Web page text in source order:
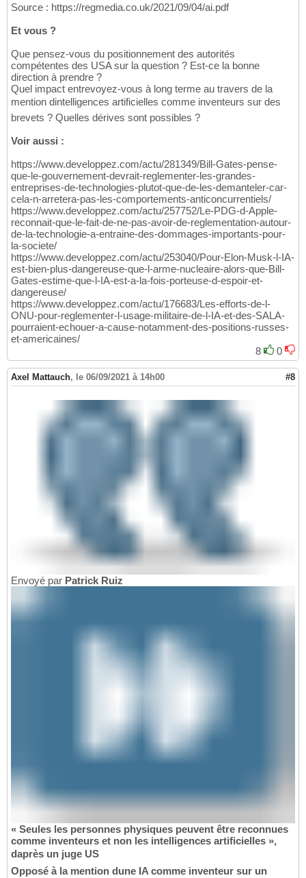
Source : https://regmedia.co.uk/2021/09/04/ai.pdf
Et vous ?
Que pensez-vous du positionnement des autorités
compétentes des USA sur la question ? Est-ce la bonne
direction à prendre ?
Quel impact entrevoyez-vous à long terme au travers de la
mention dintelligences artificielles comme inventeurs sur des
brevets ? Quelles dérives sont possibles ?
Voir aussi :
https://www.developpez.com/actu/281349/Bill-Gates-pense-
que-le-gouvernement-devrait-reglementer-les-grandes-
entreprises-de-technologies-plutot-que-de-les-demanteler-car-
cela-n-arretera-pas-les-comportements-anticoncurrentiels/
https://www.developpez.com/actu/257752/Le-PDG-d-Apple-
reconnait-que-le-fait-de-ne-pas-avoir-de-reglementation-autour-
de-la-technologie-a-entraine-des-dommages-importants-pour-
la-societe/
https://www.developpez.com/actu/253040/Pour-Elon-Musk-l-IA-
est-bien-plus-dangereuse-que-l-arme-nucleaire-alors-que-Bill-
Gates-estime-que-l-IA-est-a-la-fois-porteuse-d-espoir-et-
dangereuse/
https://www.developpez.com/actu/176683/Les-efforts-de-l-
ONU-pour-reglementer-l-usage-militaire-de-l-IA-et-des-SALA-
pourraient-echouer-a-cause-notamment-des-positions-russes-
et-americaines/
8
0
Axel Mattauch, le 06/09/2021 à 14h00 #8
Envoyé par Patrick Ruiz
« Seules les personnes physiques peuvent être reconnues
comme inventeurs et non les intelligences artificielles »,
daprès un juge US
Opposé à la mention dune IA comme inventeur sur un